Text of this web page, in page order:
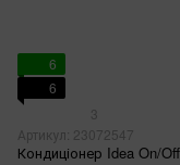
6
6
3
Артикул: 23072547
Кондиціонер Idea On/